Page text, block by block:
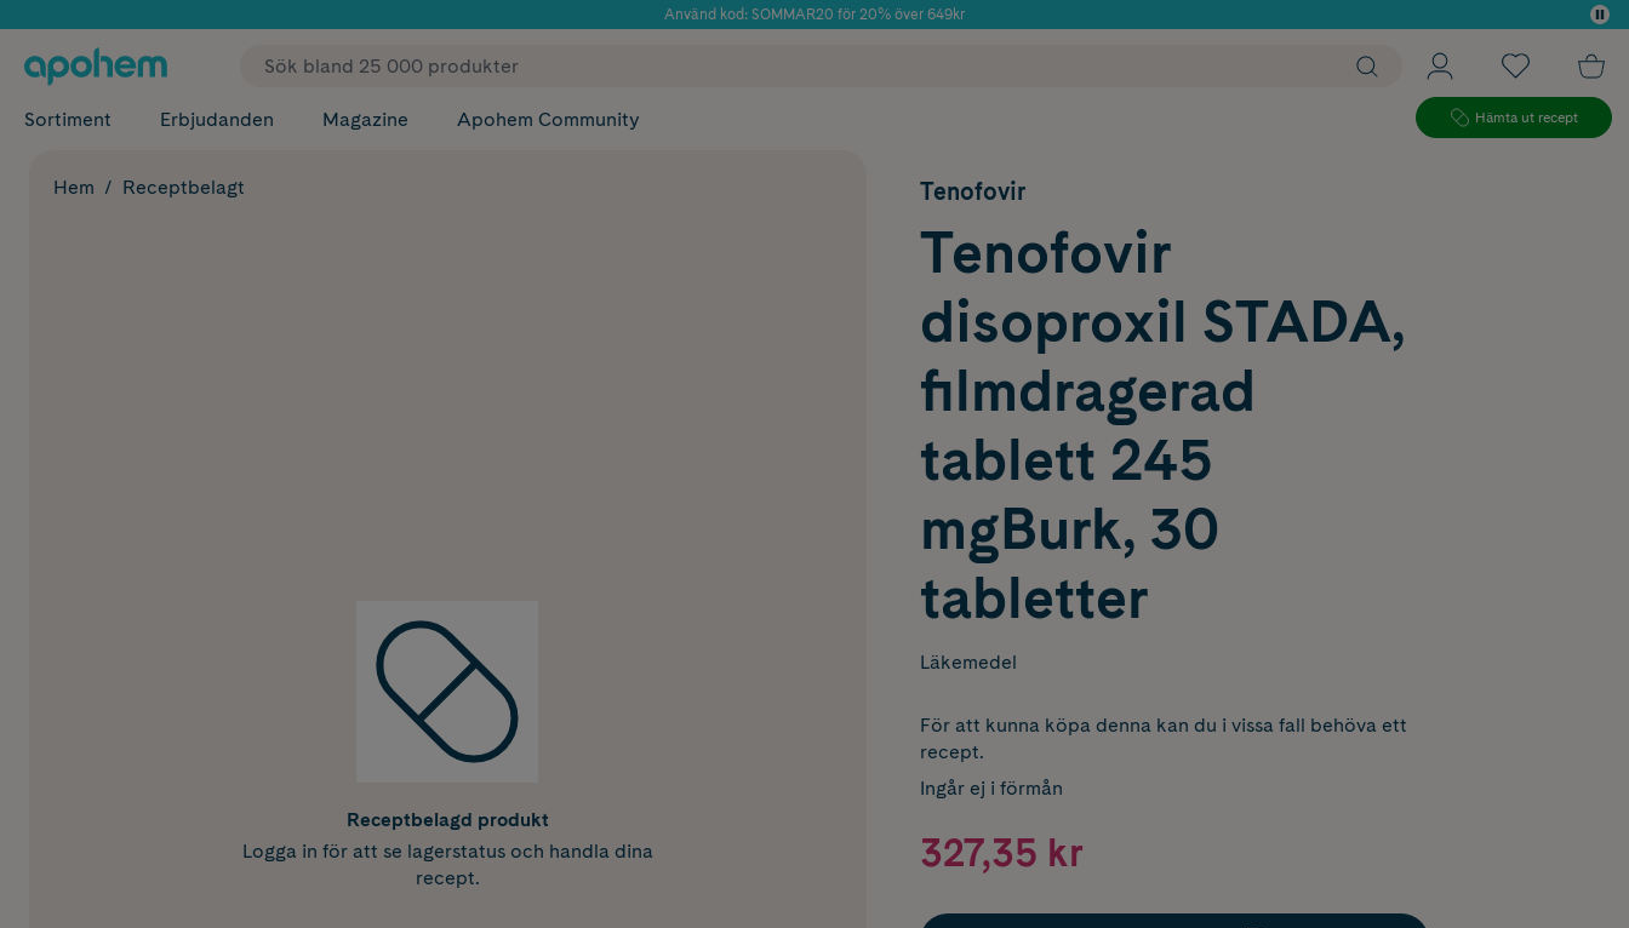
Använd kod: SOMMAR20 för 20% över 649kr
✓ Fri frakt
Sortiment Erbjudanden Magazine Apohem Community Hämta ut recept
Hem Receptbelagt
Receptbelagd produkt
Logga in för att se lagerstatus och handla dina
recept.
Tenofovir
Tenofovir
disoproxil STADA,
filmdragerad
tablett 245
mgBurk, 30
tabletter
Läkemedel
För att kunna köpa denna kan du i vissa fall behöva ett
recept.
Ingår ej i förmån
327,35 kr